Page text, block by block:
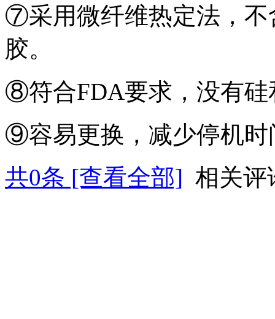
⑦采用微纤维热定法，不
胶。
⑧符合FDA要求，没有硅
⑨容易更换，减少停机时
共0条 [查看全部] 相关评